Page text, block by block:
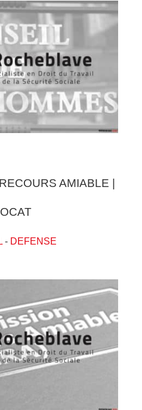
AMIABLE |
- DEFENSE